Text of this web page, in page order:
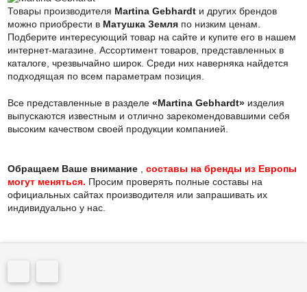
Товары производителя Martina Gebhardtи других брендов
можно приобрести в Матушка Земляпо низким ценам.
Подберите интересующий товар на сайте и купите его в нашем
интернет-магазине. Ассортимент товаров, представленных в
каталоге, чрезвычайно широк. Среди них наверняка найдется
подходящая по всем параметрам позиция.
Все представленные в разделе «Martina Gebhardt»изделия
выпускаются известным и отлично зарекомендовавшими себя
высоким качеством своей продукции компанией.
Обращаем Ваше внимание
cоставы на бренды из Европы
могут меняться. Просим проверять полные составы на
официальных сайтах производителя или запрашивать их
индивидуально у нас.